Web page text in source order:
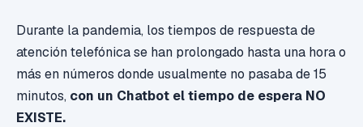
Durante la pandemia, los tiempos de respuesta de
atención telefónica se han prolongado hasta una hora o
más en números donde usualmente no pasaba de 15
minutos, con un Chatbot el tiempo de espera NO
EXISTE.